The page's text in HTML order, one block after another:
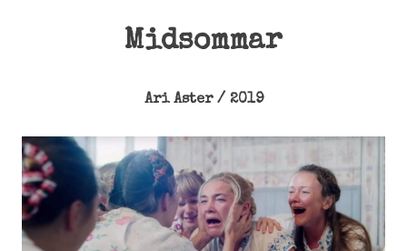
Midsommar
Ari Aster / 2019